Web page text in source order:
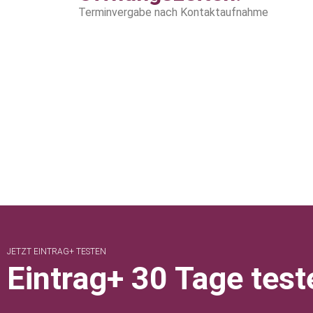
Terminvergabe nach Kontaktaufnahme
JETZT EINTRAG+ TESTEN
Eintrag+ 30 Tage